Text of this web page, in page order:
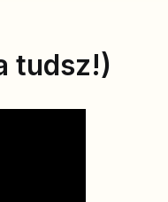
tudsz!)